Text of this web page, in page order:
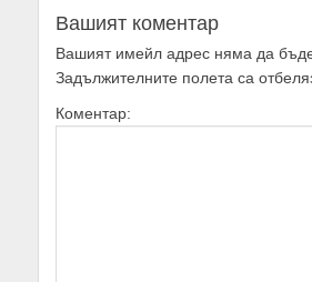
Вашият коментар
Вашият имейл адрес няма да бъде
Задължителните полета са
Коментар: